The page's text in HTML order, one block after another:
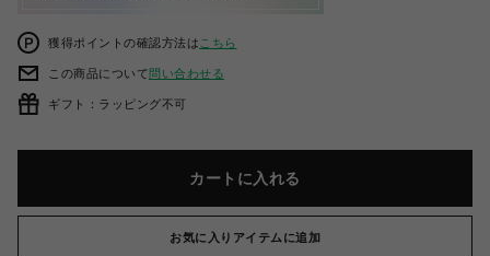
獲得ポイントの確認方法は こちら
この商品について問い合わせる
ギフト：ラッピング不可
カートに入れる
お気に入りアイテムに追加